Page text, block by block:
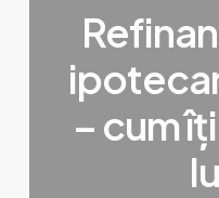
– cum